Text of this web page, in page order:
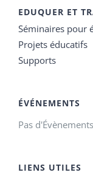
EDUQUER ET
Séminaires pour
Projets éducatifs
Supports
ÉVÉNEMENTS
Pas
LIENS UTILES